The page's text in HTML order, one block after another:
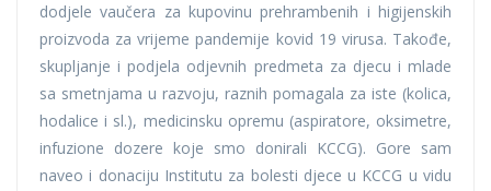
dodjele vaučera za kupovinu prehrambenih i higijenskih
proizvoda za vrijeme pandemije kovid 19 virusa. Takođe,
skupljanje i podjela odjevnih predmeta za djecu i mlade
sa smetnjama u razvoju, raznih pomagala za iste (kolica,
hodalice i sl.), medicinsku opremu (aspiratore, oksimetre,
infuzione dozere koje smo donirali KCCG). Gore sam
naveo i donaciju Institutu za bolesti djece u KCCG u vidu